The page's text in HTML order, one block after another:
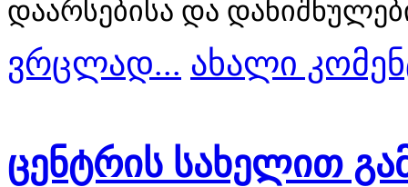
დაარსებისა და დანიშნულებ
ვრცლად... ახალი
ცენტრის სახელით